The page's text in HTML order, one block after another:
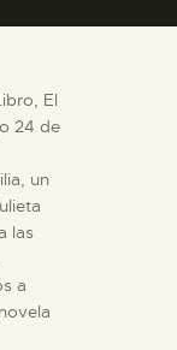
El
24 de
un
las
a